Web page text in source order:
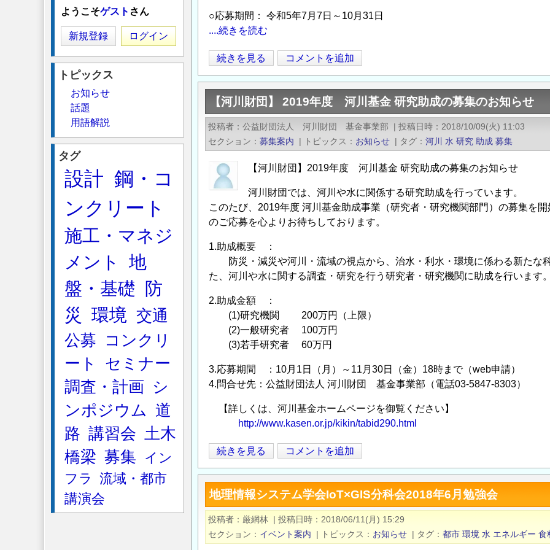
○応募期間： 令和5年7月7日～10月31日
....続きを読む
【第
26
回
日
本
大
賞】
募
開
始
の
知
せ
続きを見る コメントを追加
【河川財団】 2019年度 河川基金 研究助成の募集のお知らせ
投稿者 公益財団法人 河川財団 基金事業部 | 投稿日時
2018/10/09(火) 11:03
セクション
募集案内 | トピックス お知らせ | タグ 河川 水 研究 助成 募集
【河川財団】2019年度 河川基金 研究助成の募集のお知らせ
河川財団では、河川や水に関係する研究助成を行っています。
このたび、2019年度 河川基金助成事業（研究者・研究機関部門）の募集を
のご応募を心よりお待ちしております。
1.助成概要 ：
防災・減災や河川・流域の視点から、治水・利水・環境に係わる新たな
た、河川や水に関する調査・研究を行う研究者・研究機関に助成を行います
2.助成金額 ：
(1)研究機関 200万円（上限）
(2)一般研究者 100万円
(3)若手研究者 60万円
3.応募期間 ：10月1日（月）～11月30日（金）18時まで（web申請）
4.問合せ先：公益財団法人 河川財団 基金事業部（電話03-5847-8303）
【詳しくは、河川基金ホームページを御覧ください】
http://www.kasen.or.jp/kikin/tabid290.html
【河
川
財
団】
2019
度
続きを見る コメントを追加
地理情報システム学会IoT×GIS分科会2018年6月勉強会
投稿者 厳網林 | 投稿日時
2018/06/11(月) 15:29
セクション
イベント案内 | トピックス お知らせ | タグ 都市 環境 水 エネルギー 食
ようこそゲスト さん
新規登録 ログイン
トピックス
お知らせ
話題
用語解説
タグ
設計 鋼・コ
ンクリート
施工・マネジ
メント
地
盤・基礎
防
災
環境 交通
公募
コンクリ
ート
セミナー
調査・計画
シ
ンポジウム 道
路 講習会 土木
橋梁 募集
イン
フラ
流域・都市
講演会